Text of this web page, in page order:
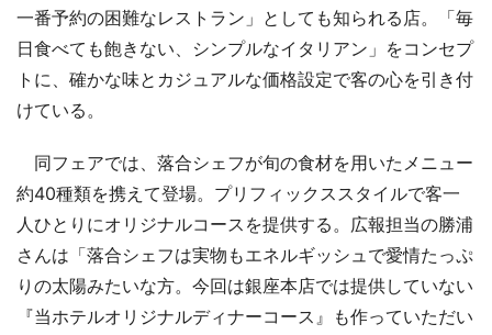
一番予約の困難なレストラン」としても知られる店。「毎
日食べても飽きない、シンプルなイタリアン」をコンセプ
トに、確かな味とカジュアルな価格設定で客の心を引き付
けている。
同フェアでは、落合シェフが旬の食材を用いたメニュー
約40種類を携えて登場。プリフィックススタイルで客一
人ひとりにオリジナルコースを提供する。広報担当の勝浦
さんは「落合シェフは実物もエネルギッシュで愛情たっぷ
りの太陽みたいな方。今回は銀座本店では提供していない
『当ホテルオリジナルディナーコース』も作っていただい